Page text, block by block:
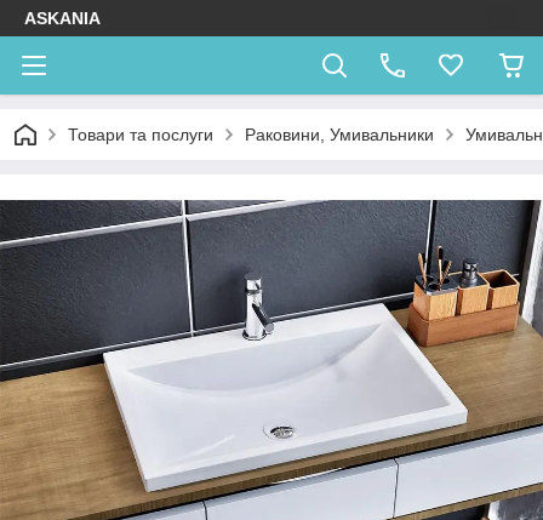
ASKANIA
Товари та послуги Раковини, Умивальники